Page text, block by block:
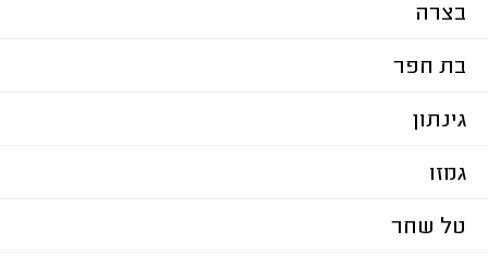
בצרה
בת חפר
גינתון
גמזו
טל שחר